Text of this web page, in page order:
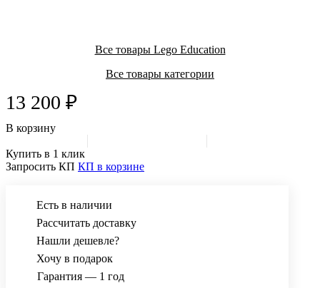
технологией упаковки и переработки вторсырья.
Все товары Lego Education
Все товары категории
13 200 ₽
В корзину
Купить в 1 клик
Запросить КП КП в корзине
Есть в наличии
Рассчитать доставку
Нашли дешевле?
Хочу в подарок
Гарантия — 1 год